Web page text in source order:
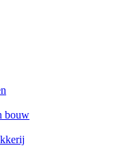
bouw